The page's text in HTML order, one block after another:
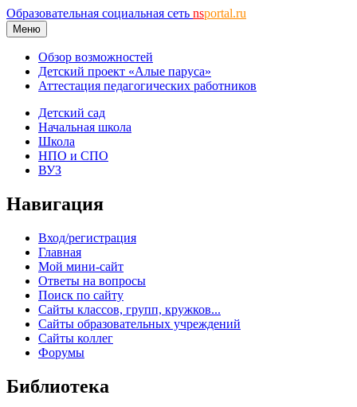
Образовательная социальная сеть nsportal.ru
Меню
Обзор возможностей
Детский проект «Алые паруса»
Аттестация педагогических работников
Детский сад
Начальная школа
Школа
НПО и СПО
ВУЗ
Навигация
Вход/регистрация
Главная
Мой мини-сайт
Ответы на вопросы
Поиск по сайту
Сайты классов, групп, кружков...
Сайты образовательных учреждений
Сайты коллег
Форумы
Библиотека